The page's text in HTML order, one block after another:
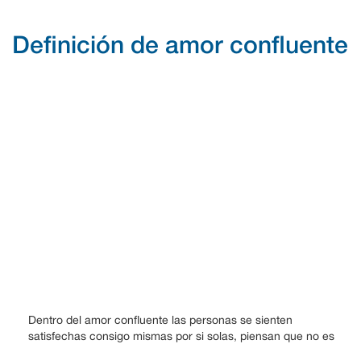
Definición de amor confluente
Dentro del amor confluente las personas se sienten
satisfechas consigo mismas por si solas, piensan que no es